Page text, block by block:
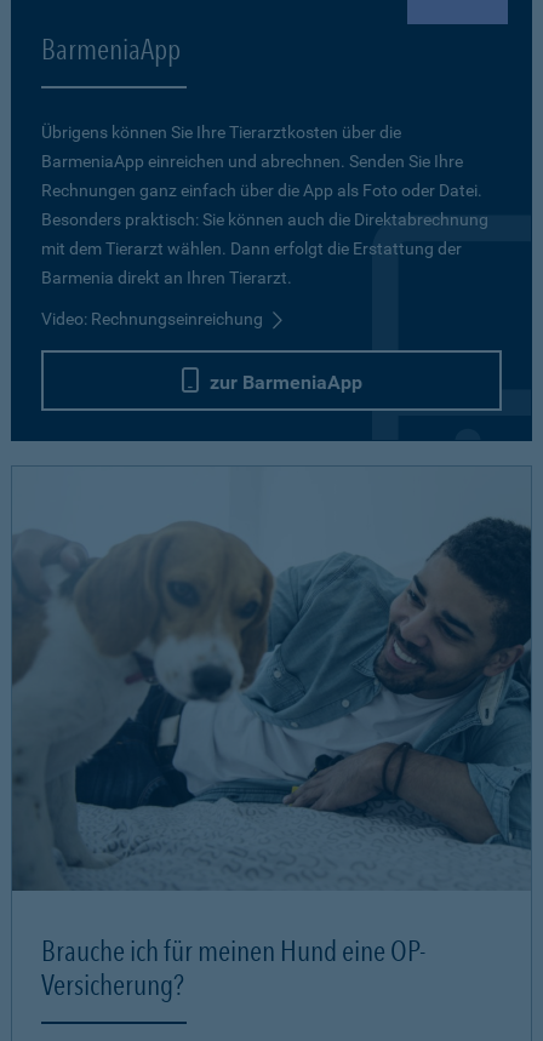
BarmeniaApp
Übrigens können Sie Ihre Tierarztkosten über die
BarmeniaApp einreichen und abrechnen. Senden Sie Ihre
Rechnungen ganz einfach über die App als Foto oder Datei.
Besonders praktisch: Sie können auch die Direktabrechnung
mit dem Tierarzt wählen. Dann erfolgt die Erstattung der
Barmenia direkt an Ihren Tierarzt.
Video: Rechnungseinreichung
zur BarmeniaApp
Brauche ich für meinen Hund eine OP-
Versicherung?